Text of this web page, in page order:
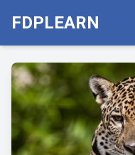
FDPLEARN